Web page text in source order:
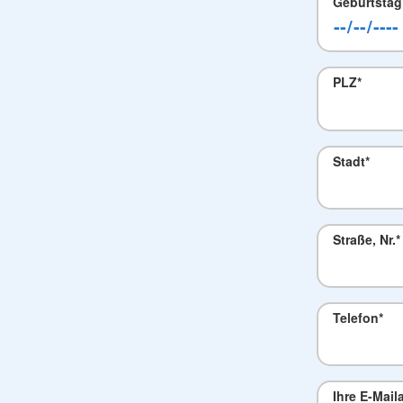
PLZ*
Stadt*
Straße, Nr.*
Telefon*
Ihre E-